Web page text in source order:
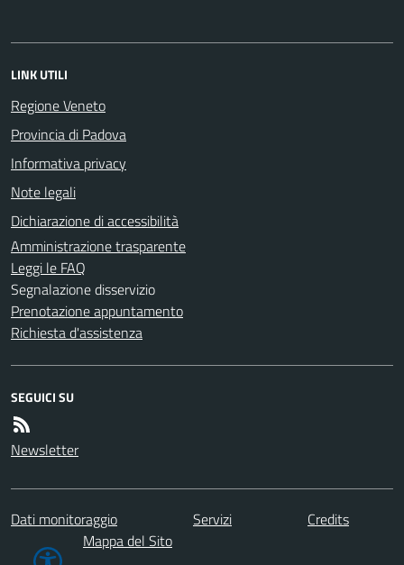
LINK UTILI
Regione Veneto
Provincia di Padova
Informativa privacy
Note legali
Dichiarazione di accessibilità
Amministrazione trasparente
Leggi le FAQ
Segnalazione disservizio
Prenotazione appuntamento
Richiesta d'assistenza
SEGUICI SU
Newsletter
Dati monitoraggio Servizi
Credits
Mappa del Sito